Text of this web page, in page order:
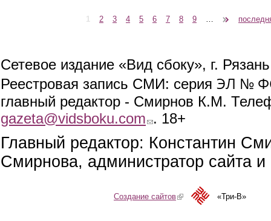
1 2 3 4 5 6 7 8 9
Сетевое издание «Вид сбоку», г.
Реестровая запись СМИ: серия ЭЛ №
главный редактор - Смирнов К.М.
gazeta@vidsboku.com (link sends e-mail)
. 18+
Главный редактор: Константин
Смирнова, администратор сайта
Создание сайтов(link is external)«Три-В»